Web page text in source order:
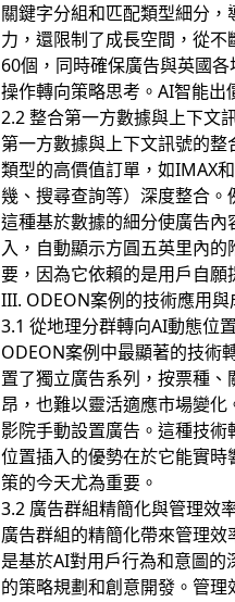
關鍵字分組和匹配類型細分
力，還限制了成長空間，從
60個，同時確保廣告與英國
操作轉向策略思考。AI智能出
2.2 整合第一方數據與上下文
第一方數據與上下文訊號的整
類型的高價值訂單，如IMAX
幾、搜尋查詢等）深度整合
這種基於數據的細分使廣告
入，自動顯示方圓五英里內
要，因為它依賴的是用戶自願
III. ODEON案例的技術應用與
3.1 從地理分群轉向AI動態位
ODEON案例中最顯著的技術
置了獨立廣告系列，按票種
昂，也難以靈活適應市場變
影院手動設置廣告。這種技
位置插入的優勢在於它能實
策的今天尤為重要。
3.2 廣告群組精簡化與管理效
廣告群組的精簡化帶來管理
是基於AI對用戶行為和意圖
的策略規劃和創意開發。管